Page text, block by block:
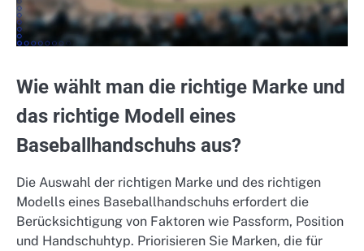
Wie wählt man die richtige Marke und
das richtige Modell eines
Baseballhandschuhs aus?
Die Auswahl der richtigen Marke und des richtigen
Modells eines Baseballhandschuhs erfordert die
Berücksichtigung von Faktoren wie Passform, Position
und Handschuhtyp. Priorisieren Sie Marken, die für